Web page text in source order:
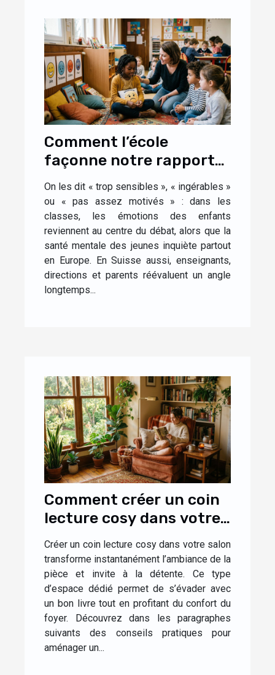
Comment l’école
façonne notre rapport
aux émotions dès
l’enfance
On les dit « trop sensibles », « ingérables »
ou « pas assez motivés » : dans les
classes, les émotions des enfants
reviennent au centre du débat, alors que la
santé mentale des jeunes inquiète partout
en Europe. En Suisse aussi, enseignants,
directions et parents réévaluent un angle
longtemps...
Comment créer un coin
lecture cosy dans votre
salon ?
Créer un coin lecture cosy dans votre salon
transforme instantanément l’ambiance de la
pièce et invite à la détente. Ce type
d’espace dédié permet de s’évader avec
un bon livre tout en profitant du confort du
foyer. Découvrez dans les paragraphes
suivants des conseils pratiques pour
aménager un...